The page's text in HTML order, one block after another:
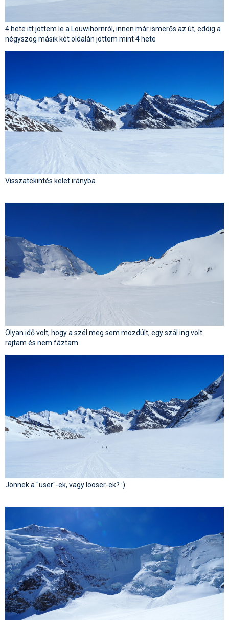
4 hete itt jöttem le a Louwihornról, innen már ismerős az út, eddig a
négyszög másik két oldalán jöttem mint 4 hete
Visszatekintés kelet irányba
Olyan idő volt, hogy a szél meg sem mozdúlt, egy szál ing volt
rajtam és nem fáztam
Jönnek a "user"-ek, vagy looser-ek? :)